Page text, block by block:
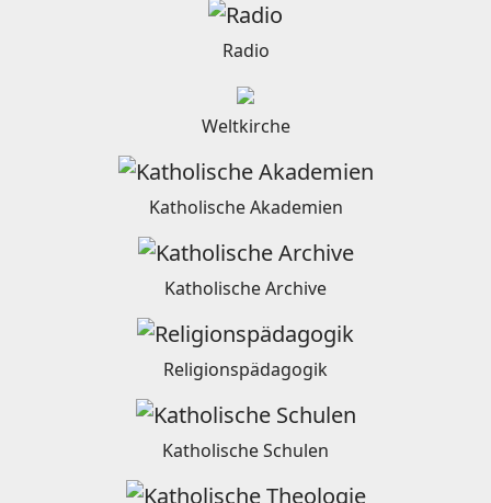
Radio
Weltkirche
Katholische Akademien
Katholische Archive
Religionspädagogik
Katholische Schulen